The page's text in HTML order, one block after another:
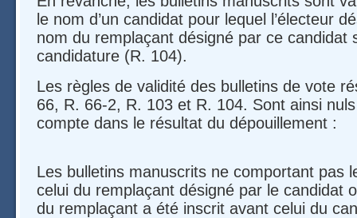
le nom d’un candidat pour lequel l’électeur
nom du remplaçant désigné par ce candidat
candidature (R. 104).
Les règles de validité des bulletins de vote
66, R. 66-2, R. 103 et R. 104. Sont ainsi
compte dans le résultat du dépouillement :
Les bulletins manuscrits ne comportant pas
celui du remplaçant désigné par le candidat
du remplaçant a été inscrit avant celui du